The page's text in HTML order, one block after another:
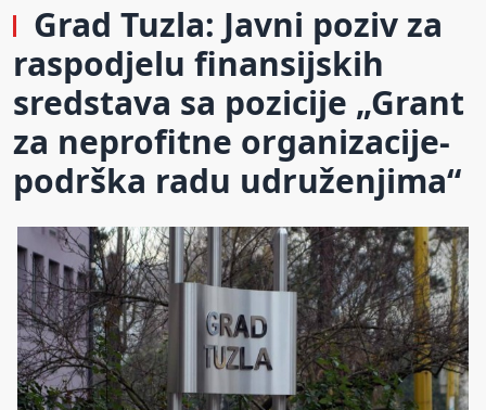
Grad Tuzla: Javni poziv za
raspodjelu finansijskih
sredstava sa pozicije „Grant
za neprofitne organizacije-
podrška radu udruženjima“